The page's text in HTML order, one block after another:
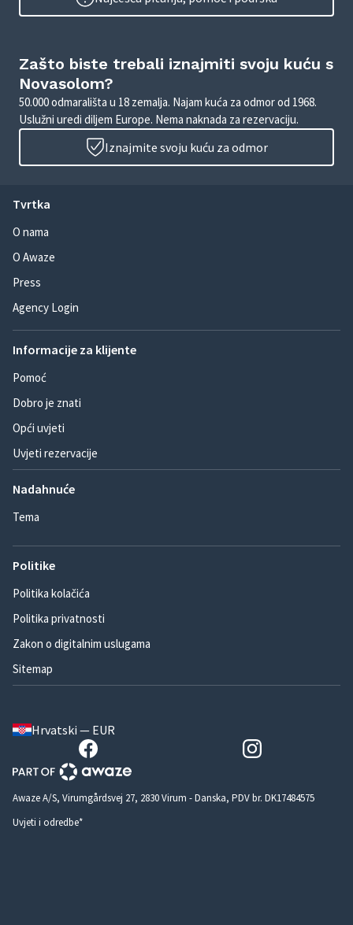
Zašto biste trebali iznajmiti svoju kuću s
Novasolom?
50.000 odmarališta u 18 zemalja. Najam kuća za odmor od 1968.
Uslužni uredi diljem Europe. Nema naknada za rezervaciju.
Iznajmite svoju kuću za odmor
Tvrtka
O nama
O Awaze
Press
Agency Login
Informacije za klijente
Pomoć
Dobro je znati
Opći uvjeti
Uvjeti rezervacije
Nadahnuće
Tema
Politike
Politika kolačića
Politika privatnosti
Zakon o digitalnim uslugama
Sitemap
Hrvatski — EUR
Awaze A/S, Virumgårdsvej 27, 2830 Virum - Danska, PDV br. DK17484575
Uvjeti i odredbe*